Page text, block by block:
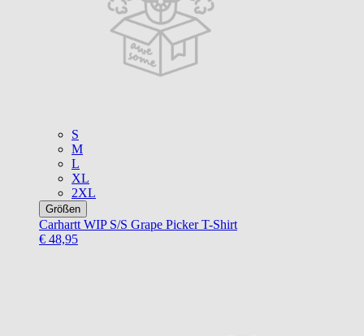
S
M
L
XL
2XL
Größen
Carhartt WIP S/S Grape Picker T-Shirt
€ 48,95